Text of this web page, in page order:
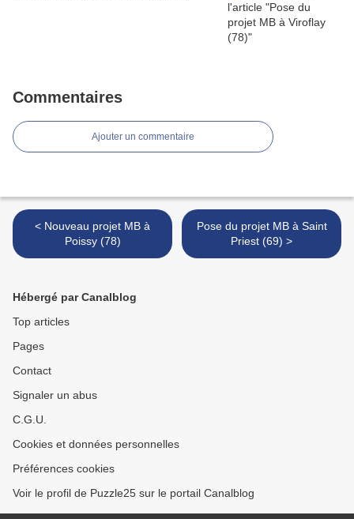
Commentaires
Ajouter un commentaire
< Nouveau projet MB à
Poissy (78)
Pose du projet MB à Saint
Priest (69) >
Hébergé par Canalblog
Top articles
Pages
Contact
Signaler un abus
C.G.U.
Cookies et données personnelles
Préférences cookies
Voir le profil de Puzzle25 sur le portail Canalblog